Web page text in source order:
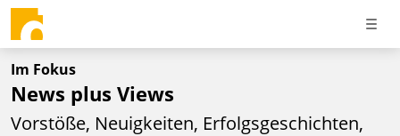
Im Fokus
News plus Views
Vorstöße, Neuigkeiten, Erfolgsgeschichten,